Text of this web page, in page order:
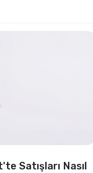
Satışları Nasıl